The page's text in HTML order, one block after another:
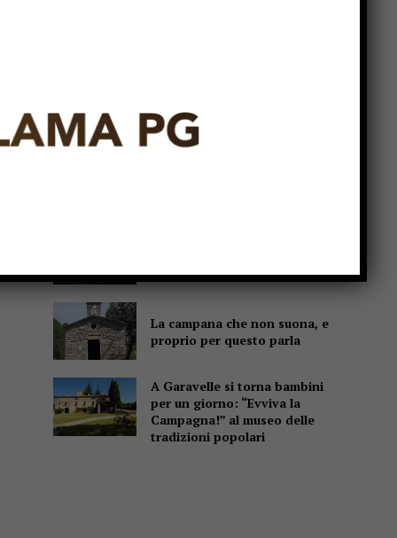
vita
“Rendiamole obbligatorie”
La campana che non suona, e
proprio per questo parla
A Garavelle si torna bambini
per un giorno: “Evviva la
Campagna!” al museo delle
tradizioni popolari